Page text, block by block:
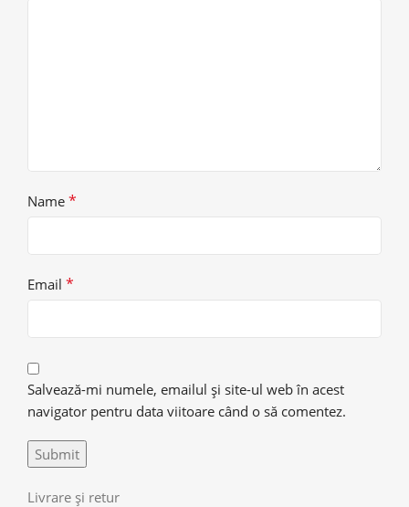
Name *
Email *
Salvează-mi numele, emailul și site-ul web în acest
navigator pentru data viitoare când o să comentez.
Livrare și retur